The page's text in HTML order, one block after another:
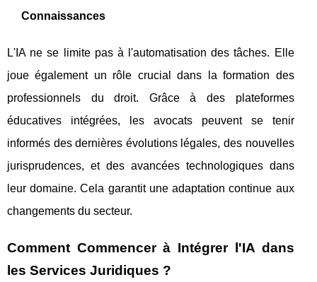
Connaissances
L'IA ne se limite pas à l'automatisation des tâches. Elle
joue également un rôle crucial dans la formation des
professionnels du droit. Grâce à des plateformes
éducatives intégrées, les avocats peuvent se tenir
informés des dernières évolutions légales, des nouvelles
jurisprudences, et des avancées technologiques dans
leur domaine. Cela garantit une adaptation continue aux
changements du secteur.
Comment Commencer à Intégrer l'IA dans
les Services Juridiques ?